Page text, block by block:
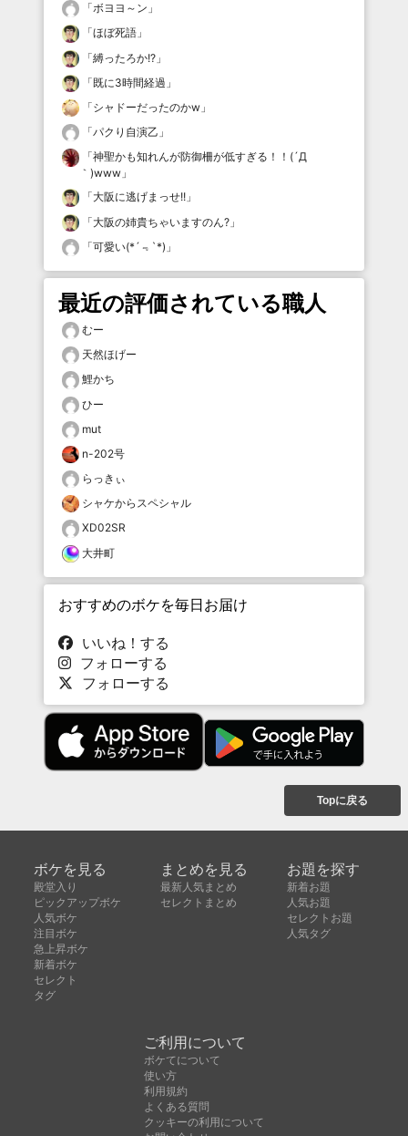
「ボヨヨ～ン 」
「ほぼ死語 」
「縛ったろか!? 」
「既に3時間経過 」
「シャドーだったのかw 」
「パクり自演乙 」
「神聖かも知れんが防御柵が低すぎる！！(´Д
｀)www 」
「大阪に逃げまっせ!! 」
「大阪の姉貴ちゃいますのん? 」
「可愛い(*´﹃`*) 」
最近の評価されている職人
むー
天然ほげー
鯉かち
ひー
mut
n-202号
らっきぃ
シャケからスペシャル
XD02SR
大井町
おすすめのボケを毎日お届け
いいね！する
フォローする
フォローする
Topに戻る
ボケを見る
殿堂入り
ピックアップボケ
人気ボケ
注目ボケ
急上昇ボケ
新着ボケ
セレクト
タグ
まとめを見る
最新人気まとめ
セレクトまとめ
お題を探す
新着お題
人気お題
セレクトお題
人気タグ
ご利用について
ボケてについて
使い方
利用規約
よくある質問
クッキーの利用について